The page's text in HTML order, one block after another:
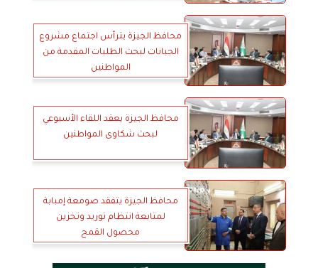
محافظ الجيزة يترأس اجتماع مشروع
الجبانات لبحث الطلبات المقدمة من
المواطنين
محافظ الجيزة يعقد اللقاء الأسبوعي
لبحث شكاوى المواطنين
محافظ الجيزة يتفقد صومعة إمبابة
لمتابعة انتظام توريد وتخزين
محصول القمح